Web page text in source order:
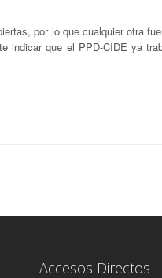
por lo que cualquier otra
indicar que el PPD-CIDE ya
Accesos Directos